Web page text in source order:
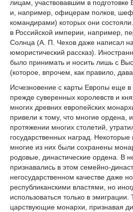
лицам, участвовавшим в подготовке
и, например, офицерам полков,
командирами) которых они
в Российской империи, например,
Солнца (А. П. Чехов даже написал
юмористический рассказ).
было принимать и носить лишь с
(которое, впрочем, как правило,
Исчезновение с карты Европы еще в
прежде суверенных королевств и
многих древних европейских
привели к тому, что многие ордена,
протяжении многих столетий,
государственных наград.
многие из них были сохранены
родовые, династические ордена. В
признавались в этом семейно-
негосударственном качестве даже
республиканскими властями, но
использоваться только в
царствующие монархи, признавая